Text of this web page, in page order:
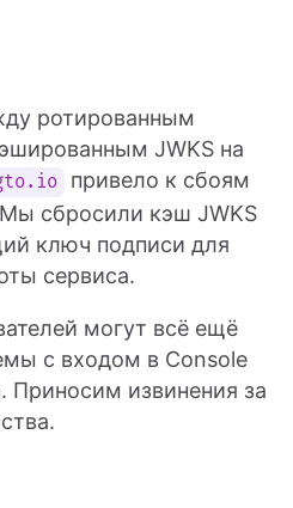
ротированным
JWKS на
привело к сбоям
сбросили кэш JWKS
ключ подписи для
сервиса.
могут всё ещё
с входом в Console
Приносим извинения за